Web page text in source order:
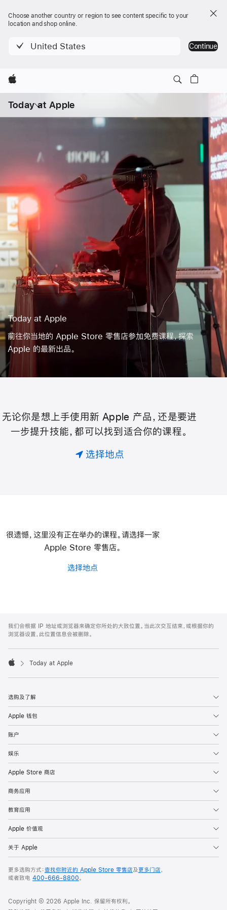
Choose another country or region to see content specific to your
location and shop online.
United States Continue
Apple
Today at Apple
单
Today at Apple
前往你当地的 Apple Store 零售店参加免费课程，探索
Apple 的最新出品。
Today
无论你是想上手使用新 Apple 产品，还是要进
一步提升技能，都可以找到适合你的课程。
选择地点
很遗憾，这里没有正在举办的课程。请选择一家
Apple Store 零售店。
选择地点
Footer
我们会根据 IP 地址或浏览器来确定你所处的大致位置。当此次交互结束，或根据你的
浏览器设置，此位置信息会被删除。
Today at Apple
选购及了解
Apple 钱包
账户
娱乐
Apple Store 商店
商务应用
教育应用
Apple 价值观
关于 Apple
更多选购方式：查找你附近的 Apple Store 零售店及更多门店，
或者致电 400-666-8800。
Copyright © 2026 Apple Inc. 保留所有权利。